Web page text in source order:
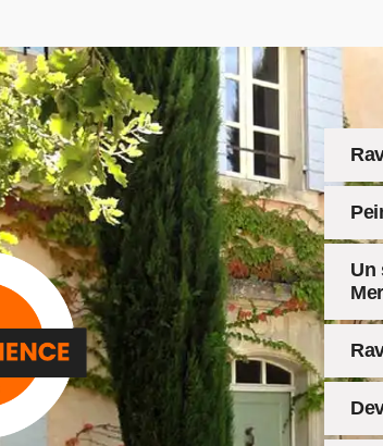
Un